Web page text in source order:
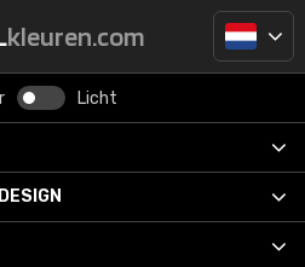
kleuren.com
Licht